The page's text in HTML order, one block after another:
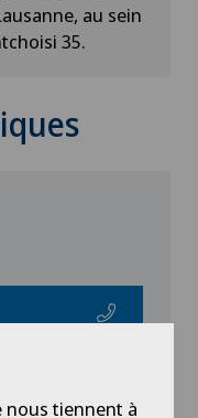
au sein
35.
nous tiennent à